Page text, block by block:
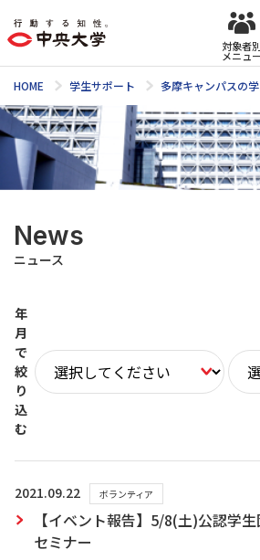
対象者別
メニュー
HOME 学生サポート 多摩キャンパスの
News
ニュース
年
月
で
絞
り
込
む
2021.09.22 ボランティア
【イベント報告】5/8(土)公認学
セミナー